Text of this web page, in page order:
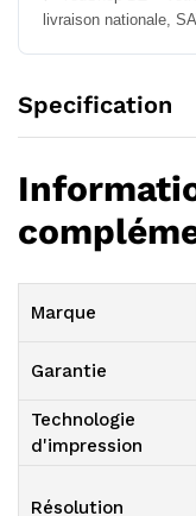
livraison nationale,
Specification
Marque
Garantie
Technologie
d'impression
Résolution